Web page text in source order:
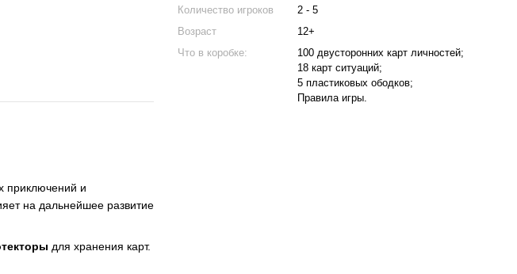
Количество игроков
2 - 5
Возраст
12+
Что в коробке:
100 двусторонних карт личностей;
18 карт ситуаций;
5 пластиковых ободков;
Правила игры.
приключений и
на дальнейшее развитие
для хранения карт.